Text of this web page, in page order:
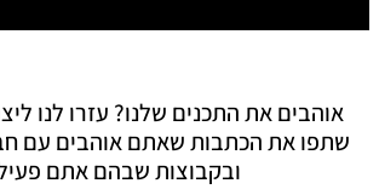
אוהבים את התכנים שלנו? עזרו לנו ליצור
שתפו את הכתבות שאתם אוהבים עם
ובקבוצות שבהם אתם פעילים